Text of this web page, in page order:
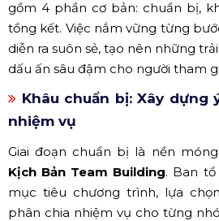
gồm 4 phần cơ bản: chuẩn bị,
tổng kết. Việc nắm vững từng
diễn ra suôn sẻ, tạo nên những
dấu ấn sâu đậm cho người tham
Khâu chuẩn bị: Xây dựng
nhiệm vụ
Giai đoạn chuẩn bị là nền
Kịch Bản Team Building. Ban
mục tiêu chương trình, lựa
phân chia nhiệm vụ cho từng